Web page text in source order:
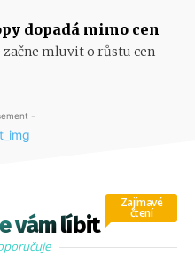
dopadá mimo cen
začne mluvit o růstu cen
-
vám líbit
Zajímavé
čtení